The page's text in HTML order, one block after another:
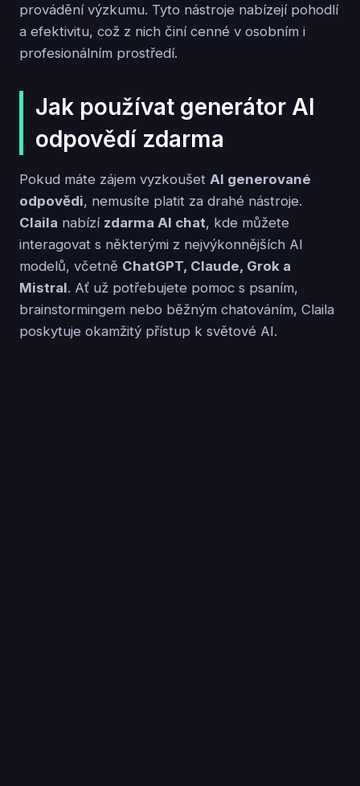
provádění výzkumu. Tyto nástroje nabízejí pohodlí
a efektivitu, což z nich činí cenné v osobním i
profesionálním prostředí.
Jak používat generátor AI
odpovědí zdarma
Pokud máte zájem vyzkoušet AI generované
odpovědi, nemusíte platit za drahé nástroje.
Claila nabízí zdarma AI chat, kde můžete
interagovat s některými z nejvýkonnějších AI
modelů, včetně ChatGPT, Claude, Grok a
Mistral. Ať už potřebujete pomoc s psaním,
brainstormingem nebo běžným chatováním, Claila
poskytuje okamžitý přístup k světové AI.